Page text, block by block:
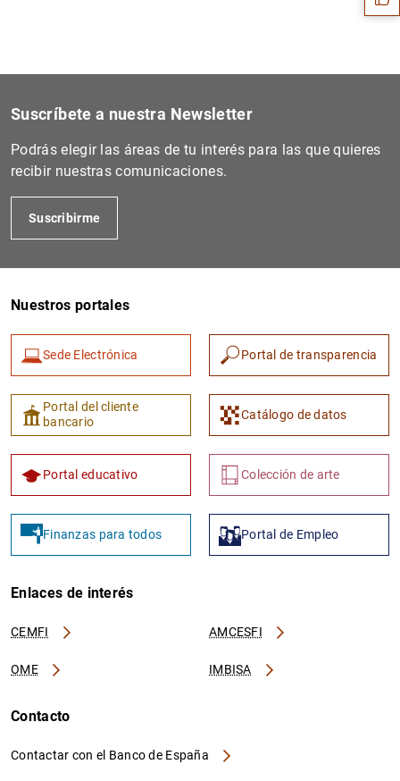
Suscríbete a nuestra Newsletter
Podrás elegir las áreas de tu interés para las que quieres
recibir nuestras comunicaciones.
Suscribirme
Nuestros portales
Sede Electrónica Portal de transparencia
Portal del cliente
bancario
Catálogo de datos
Portal educativo Colección de arte
Finanzas para todos Portal de Empleo
Enlaces de interés
CEMFI AMCESFI
OME IMBISA
Contacto
Contactar con el Banco de España